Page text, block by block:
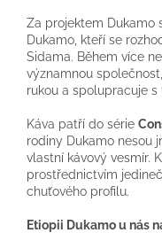
Za projektem Dukamo
Dukamo, kteří se
Sidama. Během více
významnou
rukou a spolupracuje
Káva patří do série
rodiny Dukamo nesou
vlastní kávový vesmír.
prostřednictvím
chuťového profilu.
Etiopii Dukamo u nás